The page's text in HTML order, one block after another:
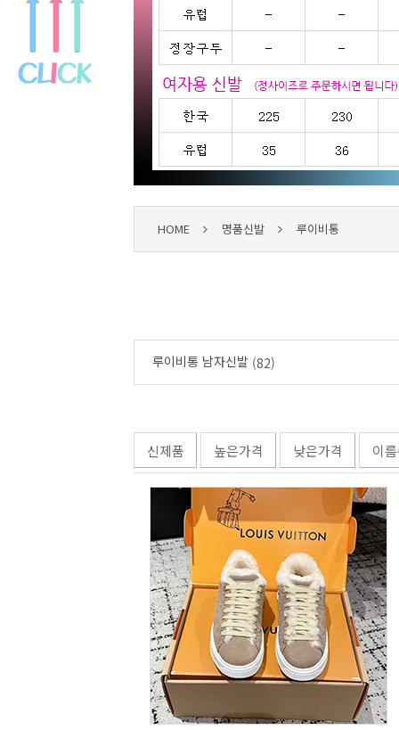
HOME 명품신발 루이비통
루이비통 남자신발 (82)
신제품 높은가격 낮은가격 이